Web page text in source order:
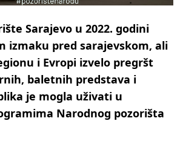
Sarajevo u 2022. godini
izmaku pred sarajevskom, ali
i Evropi izvelo pregršt
baletnih predstava i
je mogla uživati u
Narodnog pozorišta